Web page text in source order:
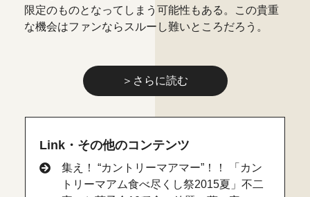
限定のものとなってしまう可能性もある。この貴重
な機会はファンならスルーし難いところだろう。
＞さらに読む
Link・その他のコンテンツ
集え！ “カントリーマアマー”！！ 「カン
トリーマアム食べ尽くし祭2015夏」不二